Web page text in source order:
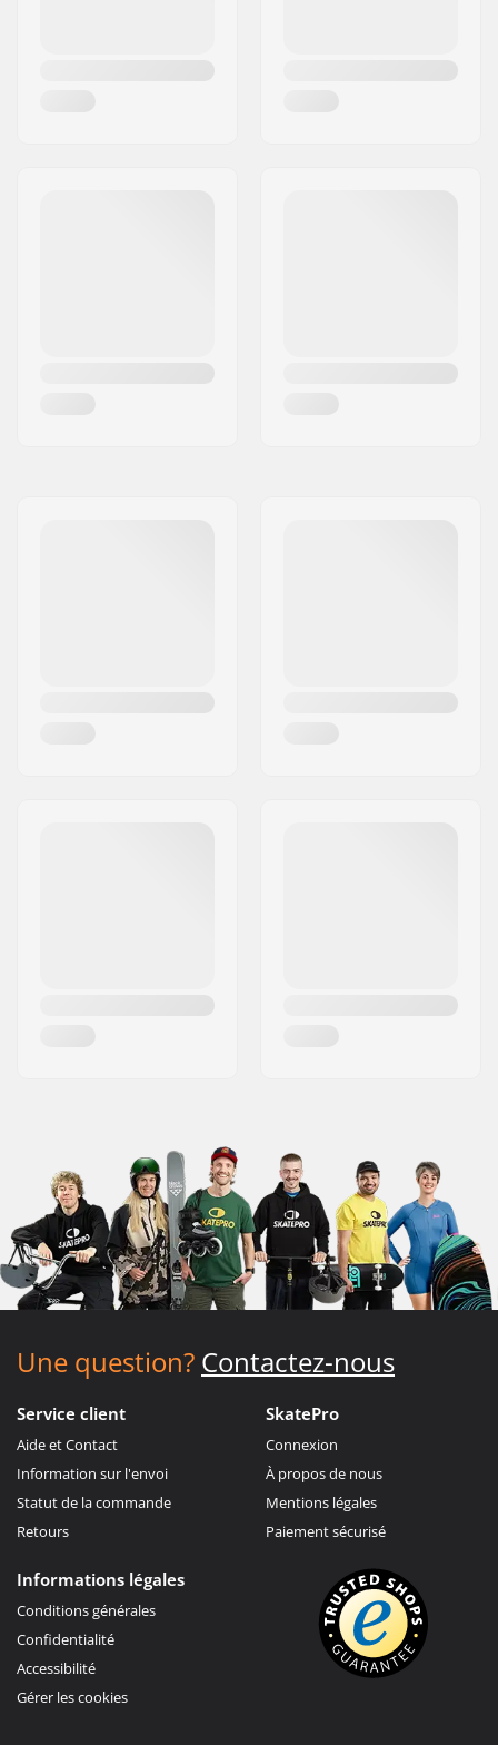
Une question? Contactez-nous
Service client
Aide et Contact
Information sur l'envoi
Statut de la commande
Retours
SkatePro
Connexion
À propos de nous
Mentions légales
Paiement sécurisé
Informations légales
Conditions générales
Confidentialité
Accessibilité
Gérer les cookies